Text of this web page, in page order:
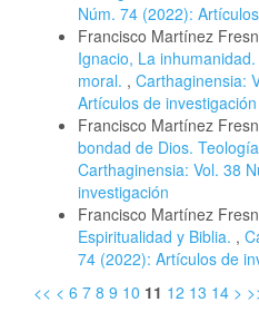
Núm. 74 (2022):
Francisco Martínez
Ignacio, La
moral. , Carthaginensia:
Artículos de investigación
Francisco Martínez
bondad de Dios.
Carthaginensia: Vol. 38
investigación
Francisco Martínez
Espiritualidad y Biblia. ,
74 (2022): Artículos de
<< < 6 7 8 9 10 11 12 13 14 >